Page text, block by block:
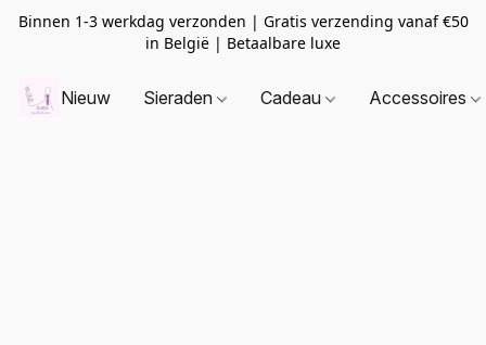
Binnen 1-3 werkdag verzonden | Gratis verzending vanaf €50
in België | Betaalbare luxe
Nieuw Sieraden Cadeau Accessoires